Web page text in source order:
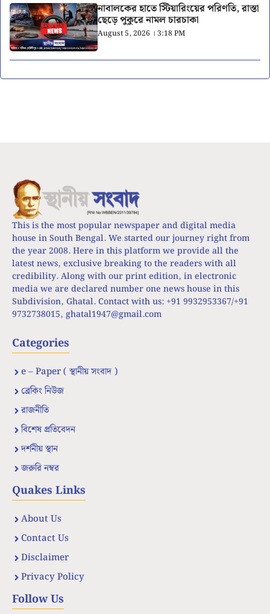
নাবালকের হাতে স্টিয়ারিংয়ের পরিণতি, রাস্তা
ছেড়ে পুকুরে নামল চারচাকা
August 5, 2026 । 3:18 PM
This is the most popular newspaper and digital media
house in South Bengal. We started our journey right from
the year 2008. Here in this platform we provide all the
latest news, exclusive breaking to the readers with all
credibility. Along with our print edition, in electronic
media we are declared number one news house in this
Subdivision, Ghatal. Contact with us: +91 9932953367/+91
9732738015, ghatal1947@gmail.com
Categories
e – Paper ( স্থানীয় সংবাদ )
ব্রেকিং নিউজ
রাজনীতি
বিশেষ প্রতিবেদন
দর্শনীয় স্থান
জরুরি নম্বর
Quakes Links
About Us
Contact Us
Disclaimer
Privacy Policy
Follow Us